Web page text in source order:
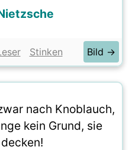
Stinken Bild →
nach Knoblauch,
kein Grund, sie